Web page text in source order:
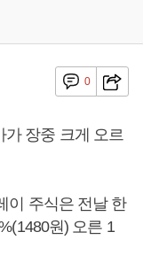
0
가 장중 크게 오르
이 주식은 전날 한
원) 오른 1